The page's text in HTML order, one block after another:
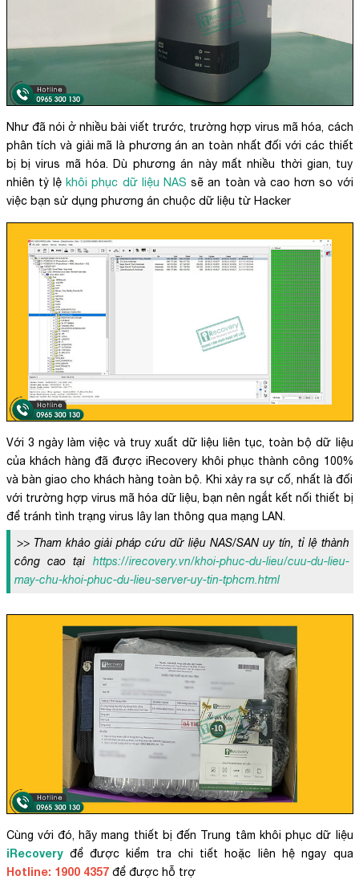
Như đã nói ở nhiều bài viết trước, trường hợp virus mã hóa, cách
phân tích và giải mã là phương án an toàn nhất đối với các thiết
bị bị virus mã hóa. Dù phương án này mất nhiều thời gian, tuy
nhiên tỷ lệ khôi phục dữ liệu NASsẽ an toàn và cao hơn so với
việc bạn sử dụng phương án chuộc dữ liệu từ Hacker
Với 3 ngày làm việc và truy xuất dữ liệu liên tục, toàn bộ dữ liệu
của khách hàng đã được iRecovery khôi phục thành công 100%
và bàn giao cho khách hàng toàn bộ. Khi xảy ra sự cố, nhất là đối
với trường hợp virus mã hóa dữ liệu, bạn nên ngắt kết nối thiết bị
để tránh tình trạng virus lây lan thông qua mạng LAN.
>> Tham khảo giải pháp cứu dữ liệu NAS/SAN uy tín, tỉ lệ thành
công cao tại https://irecovery.vn/khoi-phuc-du-lieu/cuu-du-lieu-
may-chu-khoi-phuc-du-lieu-server-uy-tin-tphcm.html
Cùng với đó, hãy mang thiết bị đến Trung tâm khôi phục dữ liệu
iRecovery để được kiểm tra chi tiết hoặc liên hệ ngay qua
Hotline: 1900 4357để được hỗ trợ